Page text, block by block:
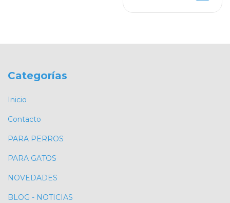
Categorías
Inicio
Contacto
PARA PERROS
PARA GATOS
NOVEDADES
BLOG - NOTICIAS